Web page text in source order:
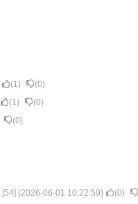
(1) (0)
(1) (0)
(0)
[54] (2026-06-01 10:22:59) (0)